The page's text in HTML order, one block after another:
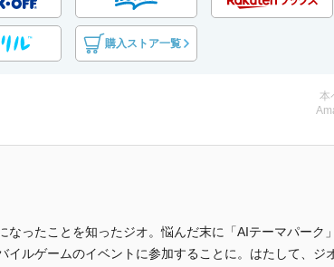
購入ストア一覧
本
ったことを知ったジオ。悩んだ末に「AIテーマパーク」
イルゲームのイベントに参加することに。はたして、ジ